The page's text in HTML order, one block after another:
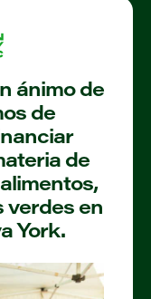
ánimo de
de
de
verdes en
York.